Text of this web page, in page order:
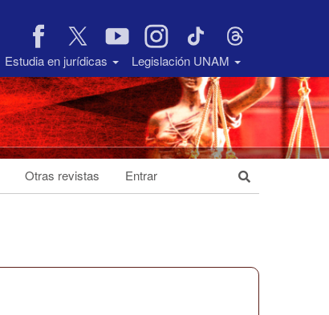
Estudia en jurídicas Legislación UNAM
Otras revistas Entrar